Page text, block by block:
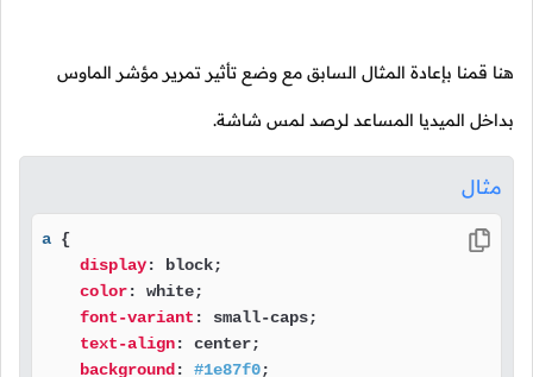
هنا قمنا بإعادة المثال السابق مع وضع تأثير تمرير مؤشر الماوس
بداخل الميديا المساعد لرصد لمس شاشة.
مثال
a {
display: block;
color: white;
font-variant : small-caps;
text-align: center;
background : #1e87f0;